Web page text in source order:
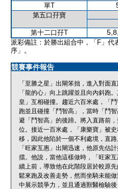
單T
第五口孖寶
第十二口孖T
派彩備註：於勝出組合中，「F」
序」。
競賽事件報告
「至勝之星」出閘笨拙，進入對面
「龍的心」向上跳躍並且向內斜跑
皇」互相碰撞。趨近六百米處，「
跑並且碰撞「鬥智高」，當時「鬥
避「鬥智高」的後蹄。將入直路前
位。接近一百米處，「康樂寶」被
移，因此他陷於一個不利處境，直
「旺家互惠」出閘迅速，他原先估
擋。他說，當他這樣做時，「旺家
續上前，導致他在此階段居於較原
鬆來跑及改善走勢，然而坐騎未能
中展示競爭力，並且通過獸醫檢驗